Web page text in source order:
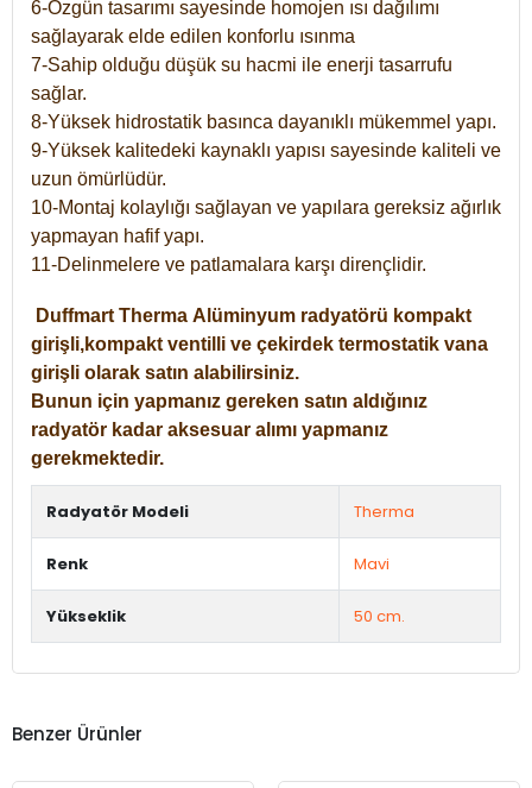
6-Özgün tasarımı sayesinde homojen ısı dağılımı
sağlayarak elde edilen konforlu ısınma
7-Sahip olduğu düşük su hacmi ile enerji tasarrufu
sağlar.
8-Yüksek hidrostatik basınca dayanıklı mükemmel yapı.
9-Yüksek kalitedeki kaynaklı yapısı sayesinde kaliteli ve
uzun ömürlüdür.
10-Montaj kolaylığı sağlayan ve yapılara gereksiz ağırlık
yapmayan hafif yapı.
11-Delinmelere ve patlamalara karşı dirençlidir.
Duffmart Therma Alüminyum radyatörü kompakt
girişli,kompakt ventilli ve çekirdek termostatik vana
girişli olarak satın alabilirsiniz.
Bunun için yapmanız gereken satın aldığınız
radyatör kadar aksesuar alımı yapmanız
gerekmektedir.
Radyatör Modeli Therma
Renk Mavi
Yükseklik 50 cm.
Benzer Ürünler